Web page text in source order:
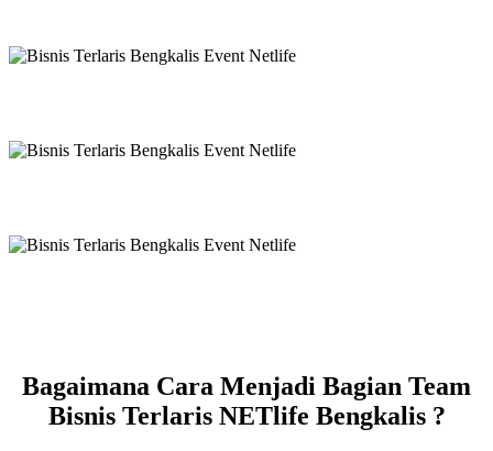
Bagaimana Cara Menjadi Bagian Team
Bisnis Terlaris NETlife Bengkalis ?